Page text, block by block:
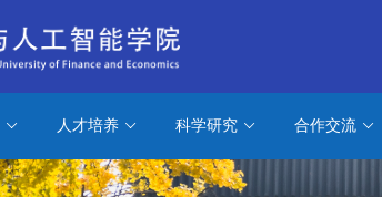
人才培养 科学研究 合作交流